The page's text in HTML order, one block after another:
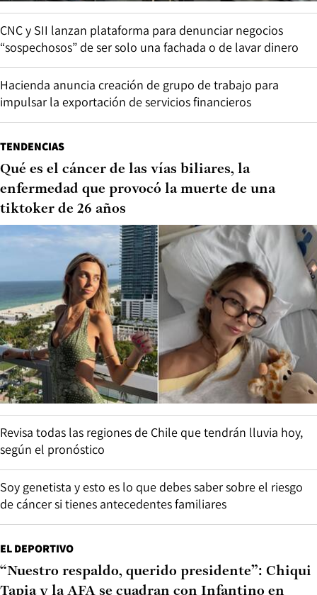
CNC y SII lanzan plataforma para denunciar negocios
“sospechosos” de ser solo una fachada o de lavar dinero
Hacienda anuncia creación de grupo de trabajo para
impulsar la exportación de servicios financieros
TENDENCIAS
Qué es el cáncer de las vías biliares, la
enfermedad que provocó la muerte de una
tiktoker de 26 años
Revisa todas las regiones de Chile que tendrán lluvia hoy,
según el pronóstico
Soy genetista y esto es lo que debes saber sobre el riesgo
de cáncer si tienes antecedentes familiares
EL DEPORTIVO
“Nuestro respaldo, querido presidente”: Chiqui
Tapia y la AFA se cuadran con Infantino en